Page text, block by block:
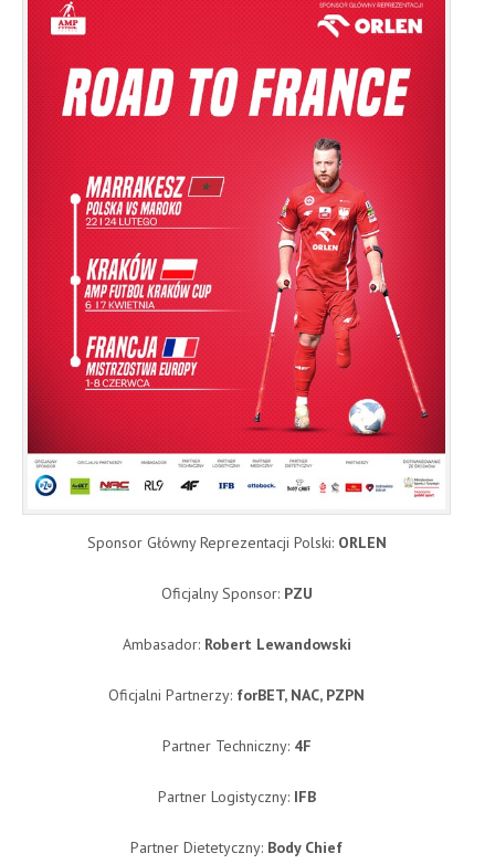
Sponsor Główny Reprezentacji Polski: ORLEN
Oficjalny Sponsor: PZU
Ambasador: Robert Lewandowski
Oficjalni Partnerzy: forBET, NAC, PZPN
Partner Techniczny: 4F
Partner Logistyczny: IFB
Partner Dietetyczny: Body Chief